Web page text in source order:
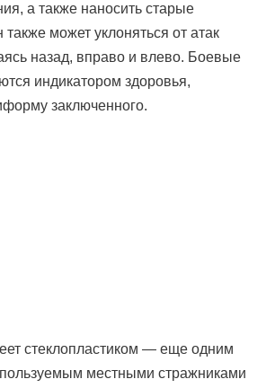
а также наносить старые
может уклоняться от атак
назад, вправо и влево. Боевые
индикатором здоровья,
заключенного.
стеклопластиком — еще одним
местными стражниками